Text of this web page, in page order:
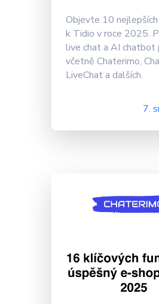
Objevte 10
k Tidio v roce 2025.
live chat a AI chatbot
včetně Chaterimo,
LiveChat a dalších.
7.